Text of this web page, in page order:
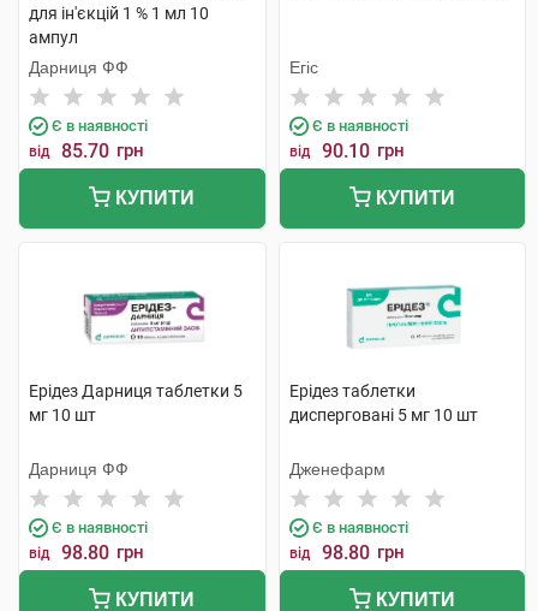
для ін'єкцій 1 % 1 мл 10
ампул
Дарниця ФФ
Є в наявності
від 85.70 грн
КУПИТИ
Егіс
Є в наявності
від 90.10 грн
КУПИТИ
Ерідез Дарниця таблетки 5
мг 10 шт
Дарниця ФФ
Є в наявності
від 98.80 грн
КУПИТИ
Ерідез таблетки
дисперговані 5 мг 10 шт
Дженефарм
Є в наявності
від 98.80 грн
КУПИТИ